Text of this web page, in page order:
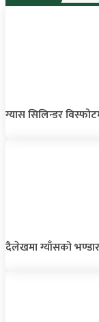
ग्यास सिलिन्डर
दैलेखमा ग्याँसको